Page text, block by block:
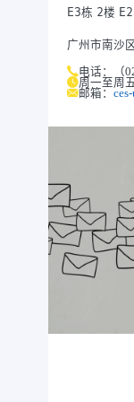
E3栋 2楼
广州市南沙
电话：（
周一至周五
邮箱：